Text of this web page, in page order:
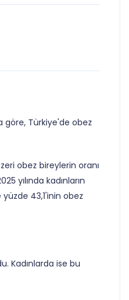
göre, Türkiye'de obez
obez bireylerin oranı
yılında kadınların
43,1'inin obez
Kadınlarda ise bu